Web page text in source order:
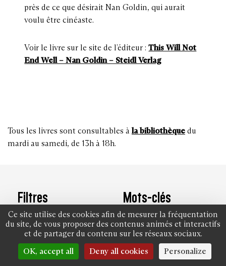
près de ce que désirait Nan Goldin, qui aurait
voulu être cinéaste.
Voir le livre sur le site de l’éditeur :This Will Not
End Well – Nan Goldin – Steidl Verlag
Tous les livres sont consultables à la bibliothèque du
mardi au samedi, de 13h à 18h.
Filtres
VOIR TOUT
RENCONTRES
Mots-clés
VOIR TOUT
FEMMES
PHOTOGRAPHES
Ce site utilise des cookies afin de mesurer la fréquentation
du site, de vous proposer des contenus animés et interactifs
et de partager du contenu sur les réseaux sociaux.
OK, accept all
Deny all cookies Personalize